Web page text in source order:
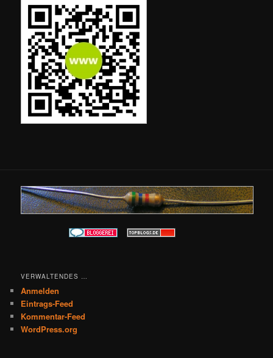
VERWALTENDES …
Anmelden
Eintrags-Feed
Kommentar-Feed
WordPress.org